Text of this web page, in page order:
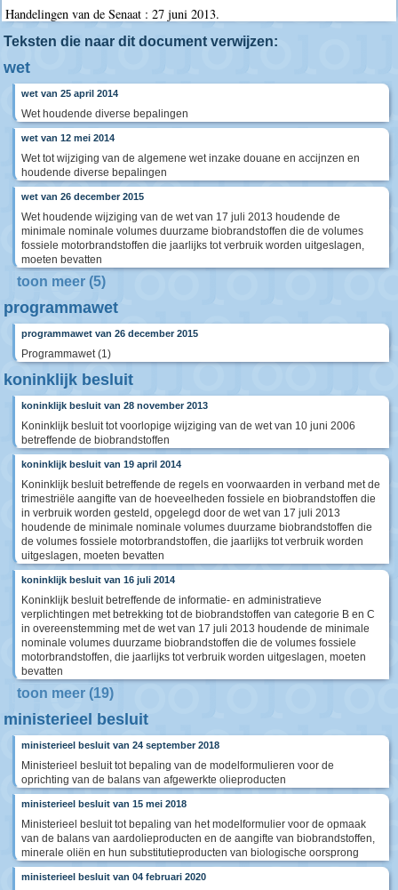
Handelingen van de Senaat : 27 juni 2013.
Teksten die naar dit document verwijzen:
wet
wet van 25 april 2014
Wet houdende diverse bepalingen
wet van 12 mei 2014
Wet tot wijziging van de algemene wet inzake douane en accijnzen en
houdende diverse bepalingen
wet van 26 december 2015
Wet houdende wijziging van de wet van 17 juli 2013 houdende de
minimale nominale volumes duurzame biobrandstoffen die de volumes
fossiele motorbrandstoffen die jaarlijks tot verbruik worden uitgeslagen,
moeten bevatten
toon meer (5)
programmawet
programmawet van 26 december 2015
Programmawet (1)
koninklijk besluit
koninklijk besluit van 28 november 2013
Koninklijk besluit tot voorlopige wijziging van de wet van 10 juni 2006
betreffende de biobrandstoffen
koninklijk besluit van 19 april 2014
Koninklijk besluit betreffende de regels en voorwaarden in verband met de
trimestriële aangifte van de hoeveelheden fossiele en biobrandstoffen die
in verbruik worden gesteld, opgelegd door de wet van 17 juli 2013
houdende de minimale nominale volumes duurzame biobrandstoffen die
de volumes fossiele motorbrandstoffen, die jaarlijks tot verbruik worden
uitgeslagen, moeten bevatten
koninklijk besluit van 16 juli 2014
Koninklijk besluit betreffende de informatie- en administratieve
verplichtingen met betrekking tot de biobrandstoffen van categorie B en C
in overeenstemming met de wet van 17 juli 2013 houdende de minimale
nominale volumes duurzame biobrandstoffen die de volumes fossiele
motorbrandstoffen, die jaarlijks tot verbruik worden uitgeslagen, moeten
bevatten
toon meer (19)
ministerieel besluit
ministerieel besluit van 24 september 2018
Ministerieel besluit tot bepaling van de modelformulieren voor de
oprichting van de balans van afgewerkte olieproducten
ministerieel besluit van 15 mei 2018
Ministerieel besluit tot bepaling van het modelformulier voor de opmaak
van de balans van aardolieproducten en de aangifte van biobrandstoffen,
minerale oliën en hun substitutieproducten van biologische oorsprong
ministerieel besluit van 04 februari 2020